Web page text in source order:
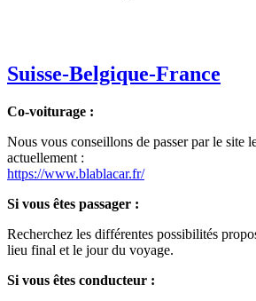
Suisse-Belgique-France
Co-voiturage :
Nous vous conseillons de passer par le site
actuellement :
https://www.blablacar.fr/
Si vous êtes passager :
Recherchez les différentes possibilités
lieu final et le jour du voyage.
Si vous êtes conducteur :